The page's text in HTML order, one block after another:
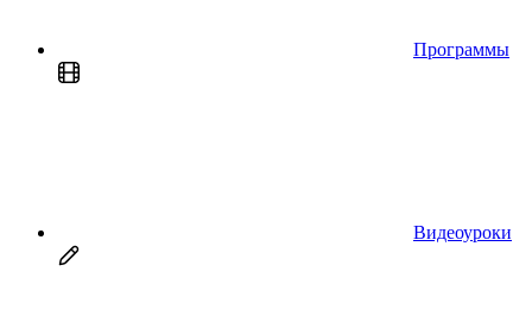
Программы
Видеоуроки